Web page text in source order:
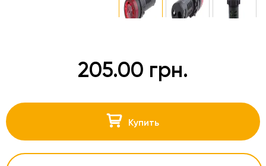
205.00 грн.
Купить